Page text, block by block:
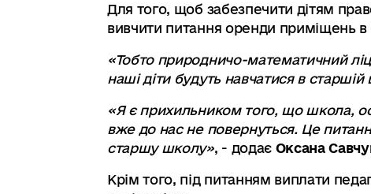
Для того, щоб забезпечити дітям
вивчити питання оренди приміщень в
«Тобто природничо-математичний
наші діти будуть навчатися в старшій
«Я є прихильником того, що школа,
вже до нас не повернуться. Це
старшу школу», - додає Оксана
Крім того, під питанням виплати